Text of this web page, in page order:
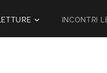
LETTURE INCONTRI